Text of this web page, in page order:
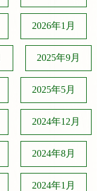
2026年1月
2025年9月
2025年5月
2024年12月
2024年8月
2024年1月